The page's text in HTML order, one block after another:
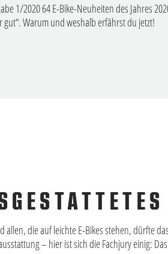
1/2020 64 E-Bike-Neuheiten des Jahres
gut“. Warum und weshalb erfährst du jetzt!
die auf leichte E-Bikes stehen, dürfte
– hier ist sich die Fachjury einig: